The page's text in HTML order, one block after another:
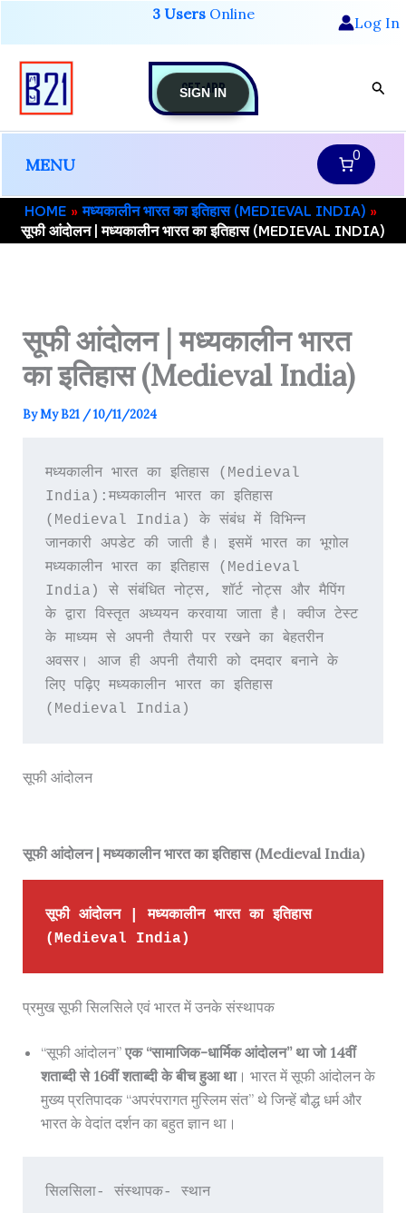
content
3 UsersOnline Log In
GET-APP
MENU 0
HOME
मध्यकालीन भारत का इतिहास (MEDIEVAL INDIA)
सूफी आंदोलन | मध्यकालीन भारत का इतिहास (MEDIEVAL INDIA)
सूफी आंदोलन | मध्यकालीन भारत
का इतिहास (Medieval India)
ByMy B21 /10/11/2024
मध्यकालीन भारत का इतिहास (Medieval
India):मध्यकालीन भारत का इतिहास
(Medieval India) के संबंध में विभिन्न
जानकारी अपडेट की जाती है। इसमें भारत का भूगोल
मध्यकालीन भारत का इतिहास (Medieval
India) से संबंधित नोट्स, शॉर्ट नोट्स और मैपिंग
के द्वारा विस्तृत अध्ययन करवाया जाता है। क्वीज टेस्ट
के माध्यम से अपनी तैयारी पर रखने का बेहतरीन
अवसर। आज ही अपनी तैयारी को दमदार बनाने के
लिए पढ़िए मध्यकालीन भारत का इतिहास
(Medieval India)
सूफी आंदोलन
सूफी आंदोलन | मध्यकालीन भारत का इतिहास (Medieval India)
सूफी आंदोलन | मध्यकालीन भारत का इतिहास
(Medieval India)
प्रमुख सूफी सिलसिले एवं भारत में उनके संस्थापक
“सूफी आंदोलन” एक “सामाजिक-धार्मिक आंदोलन” था जो 14वीं
शताब्दी से 16वीं शताब्दी के बीच हुआ था। भारत में सूफी आंदोलन के
मुख्य प्रतिपादक “अपरंपरागत मुस्लिम संत” थे जिन्हें बौद्ध धर्म और
भारत के वेदांत दर्शन का बहुत ज्ञान था।
सिलसिला- संस्थापक- स्थान
SIGN IN